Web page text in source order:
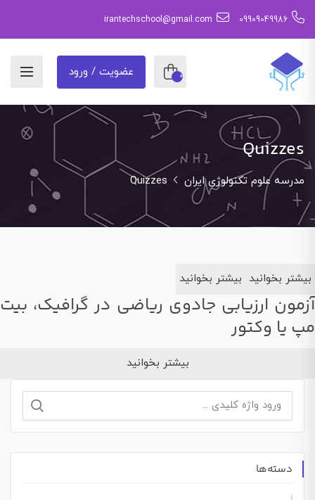
09909049986
irantechschool@gmail.com
0 عضویت / ورود
Quizzes
مدرسه علوم تکنولوژی ایران Quizzes
بیشتر بخوانید بیشتر بخوانید
آزمون ارزیابی جادوی ریاضی در گرافیک، بیت
مپ یا وکتور
بیشتر بخوانید
جستجو
دسته‌ها